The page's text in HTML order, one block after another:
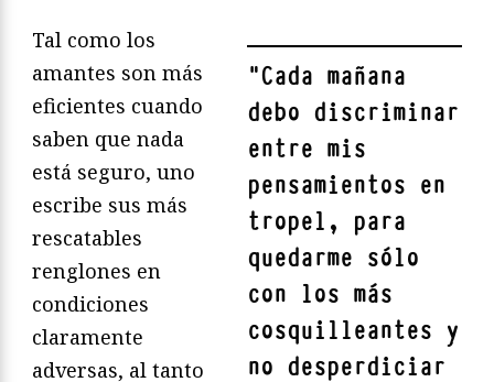
"Cada mañana
debo discriminar
entre mis
pensamientos en
tropel, para
quedarme sólo
con los más
cosquilleantes y
no desperdiciar
Tal como los
amantes son más
eficientes cuando
saben que nada
está seguro, uno
escribe sus más
rescatables
renglones en
condiciones
claramente
adversas, al tanto